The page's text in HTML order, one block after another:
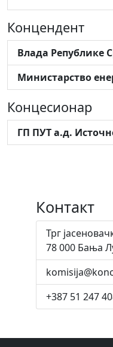
Концендент
Влада Републике
Министарство
Концесионар
ГП ПУТ а.д.
Контакт
Трг
78 000 Бања
+387 51 247